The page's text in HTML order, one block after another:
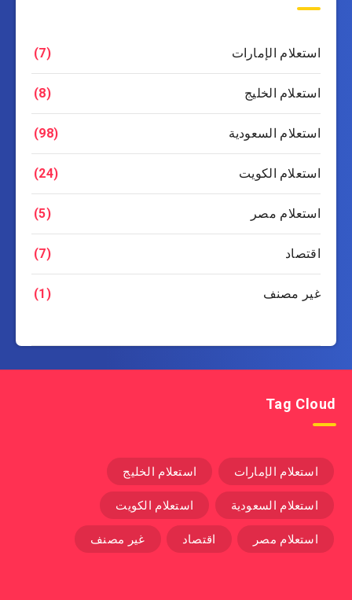
استعلام الإمارات (7)
استعلام الخليج (8)
استعلام السعودية (98)
استعلام الكويت (24)
استعلام مصر (5)
اقتصاد (7)
غير مصنف (1)
Tag Cloud
استعلام الإمارات استعلام الخليج
استعلام السعودية استعلام الكويت
استعلام مصر اقتصاد غير مصنف